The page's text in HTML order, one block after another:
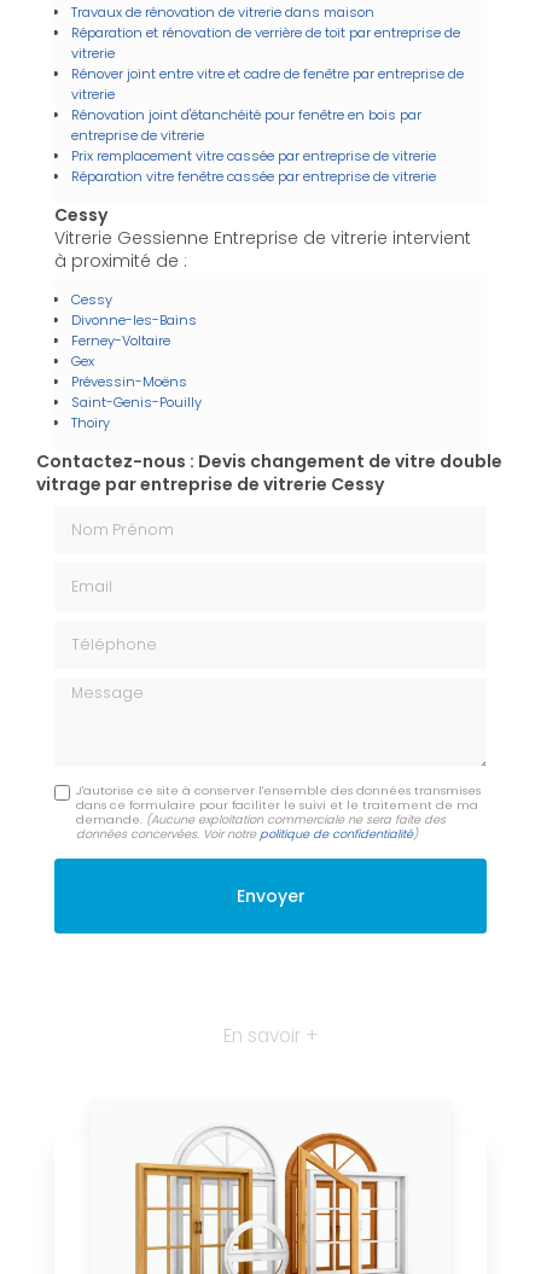
Travaux de rénovation de vitrerie dans maison
Réparation et rénovation de verrière de toit par entreprise de
vitrerie
Rénover joint entre vitre et cadre de fenêtre par entreprise de
vitrerie
Rénovation joint d'étanchéité pour fenêtre en bois par
entreprise de vitrerie
Prix remplacement vitre cassée par entreprise de vitrerie
Réparation vitre fenêtre cassée par entreprise de vitrerie
Cessy
Vitrerie Gessienne Entreprise de vitrerie intervient
à proximité de :
Cessy
Divonne-les-Bains
Ferney-Voltaire
Gex
Prévessin-Moëns
Saint-Genis-Pouilly
Thoiry
Contactez-nous : Devis changement de vitre double
vitrage par entreprise de vitrerie Cessy
Message
J'autorise ce site à conserver l'ensemble des données transmises
dans ce formulaire pour faciliter le suivi et le traitement de ma
demande. (Aucune exploitation commerciale ne sera faite des
données concervées. Voir notrepolitique de confidentialité)
En savoir +